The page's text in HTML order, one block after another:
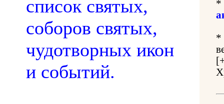
список святых,
соборов святых,
чудотворных икон
и событий.
*
*